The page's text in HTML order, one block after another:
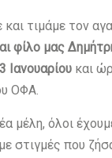
τιμάμε τον
φίλο μας
Ιανουαρίουκαι
ΟΦΑ.
μέλη, όλοι
στιγμές που